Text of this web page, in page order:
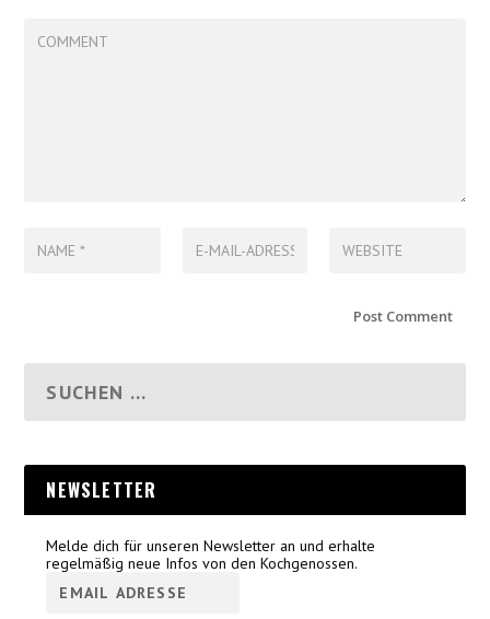
NEWSLETTER
Melde dich für unseren Newsletter an und erhalte
regelmäßig neue Infos von den Kochgenossen.